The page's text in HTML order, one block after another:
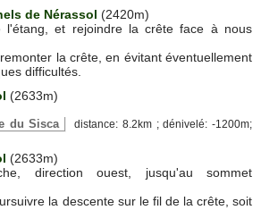
de Nérassol (2420m)
l'étang, et rejoindre la crête face à nous
la crête, en évitant éventuellement
difficultés.
(2633m)
du Sisca
distance: 8.2km ; dénivelé: -1200m;
(2633m)
direction ouest, jusqu'au sommet
la descente sur le fil de la crête, soit